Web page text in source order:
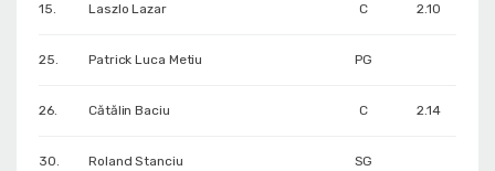
15. Laszlo Lazar C 2.10
25. Patrick Luca Metiu PG
26. Cătălin Baciu C 2.14
30. Roland Stanciu SG